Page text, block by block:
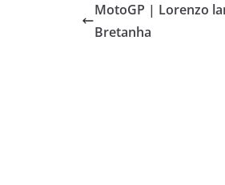
MotoGP | Lorenzo
Bretanha